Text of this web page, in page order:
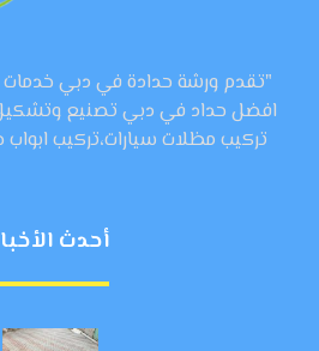
"تقدم ورشة حدادة في دبي خدمات
افضل حداد في دبي تصنيع وتشكيل
تركيب مظلات سيارات،تركيب
أحدث